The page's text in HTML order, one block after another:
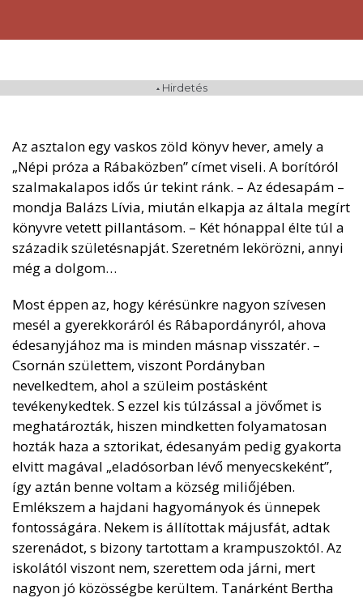
Hirdetés
Az asztalon egy vaskos zöld könyv hever, amely a
„Népi próza a Rábaközben” címet viseli. A borítóról
szalmakalapos idős úr tekint ránk. – Az édesapám –
mondja Balázs Lívia, miután elkapja az általa megírt
könyvre vetett pillantásom. – Két hónappal élte túl a
századik születésnapját. Szeretném lekörözni, annyi
még a dolgom…
Most éppen az, hogy kérésünkre nagyon szívesen
mesél a gyerekkoráról és Rábapordányról, ahova
édesanyjához ma is minden másnap visszatér. –
Csornán születtem, viszont Pordányban
nevelkedtem, ahol a szüleim postásként
tevékenykedtek. S ezzel kis túlzással a jövőmet is
meghatározták, hiszen mindketten folyamatosan
hozták haza a sztorikat, édesanyám pedig gyakorta
elvitt magával „eladósorban lévő menyecskeként”,
így aztán benne voltam a község miliőjében.
Emlékszem a hajdani hagyományok és ünnepek
fontosságára. Nekem is állítottak májusfát, adtak
szerenádot, s bizony tartottam a krampuszoktól. Az
iskolától viszont nem, szerettem oda járni, mert
nagyon jó közösségbe kerültem. Tanárként Bertha